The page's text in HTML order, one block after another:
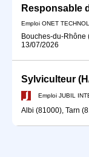
Responsable
Emploi ONET
Bouches-du-Rhône
13/07/2026
Sylviculteur
Emploi JUBIL
Albi (81000), Tarn